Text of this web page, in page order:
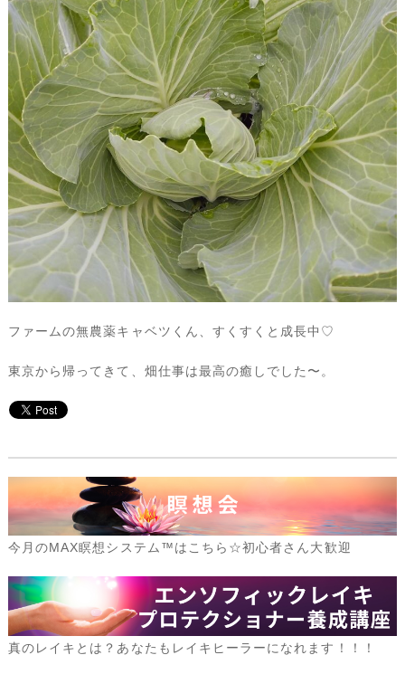
ファームの無農薬キャベツくん、すくすくと成長中♡
東京から帰ってきて、畑仕事は最高の癒しでした〜。
今月のMAX瞑想システム™はこちら☆初心者さん大歓迎
真のレイキとは？あなたもレイキヒーラーになれます！！！